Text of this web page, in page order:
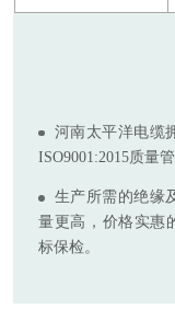
河南太平洋电缆
ISO9001:2015质量
生产所需的绝缘
量更高，价格实惠
标保检。